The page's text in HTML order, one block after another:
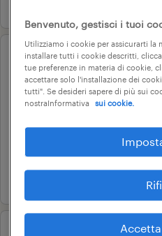
operational
elettricisti (m/f/nb)
ascoli piceno, marche
tempo determinato
22.000 € - 28.000 €
21 luglio 2026
Benvenuto, gestisci i tuoi
Utilizziamo i cookie per assicurarti la
installare tutti i cookie descritti,
tue preferenze in materia di cookie,
accettare solo l'installazione dei
tutti". Se desideri sapere di più sui
nostraInformativa
sui cookie.